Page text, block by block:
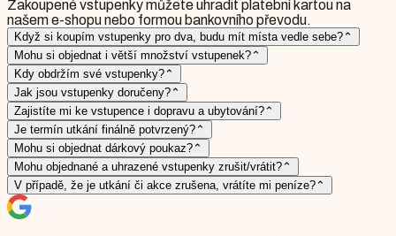
Zakoupené vstupenky můžete uhradit platební kartou na
našem e-shopu nebo formou bankovního převodu.
Když si koupím vstupenky pro dva, budu mít místa vedle sebe? ⌃
Mohu si objednat i větší množství vstupenek? ⌃
Kdy obdržím své vstupenky? ⌃
Jak jsou vstupenky doručeny? ⌃
Zajistíte mi ke vstupence i dopravu a ubytování? ⌃
Je termín utkání finálně potvrzený? ⌃
Mohu si objednat dárkový poukaz? ⌃
Mohu objednané a uhrazené vstupenky zrušit/vrátit? ⌃
V případě, že je utkání či akce zrušena, vrátíte mi peníze? ⌃